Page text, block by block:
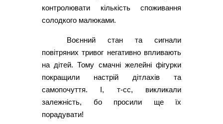
контролювати кількість споживання
солодкого малюками.
Воєнний стан та сигнали
повітряних тривог негативно впливають
на дітей. Тому смачні желейні фігурки
покращили настрій дітлахів та
самопочуття. І, т-сс, викликали
залежність, бо просили ще їх
порадувати!